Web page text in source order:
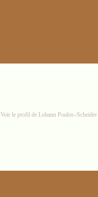
Voir le profil de Lohann Poulot--Scheider